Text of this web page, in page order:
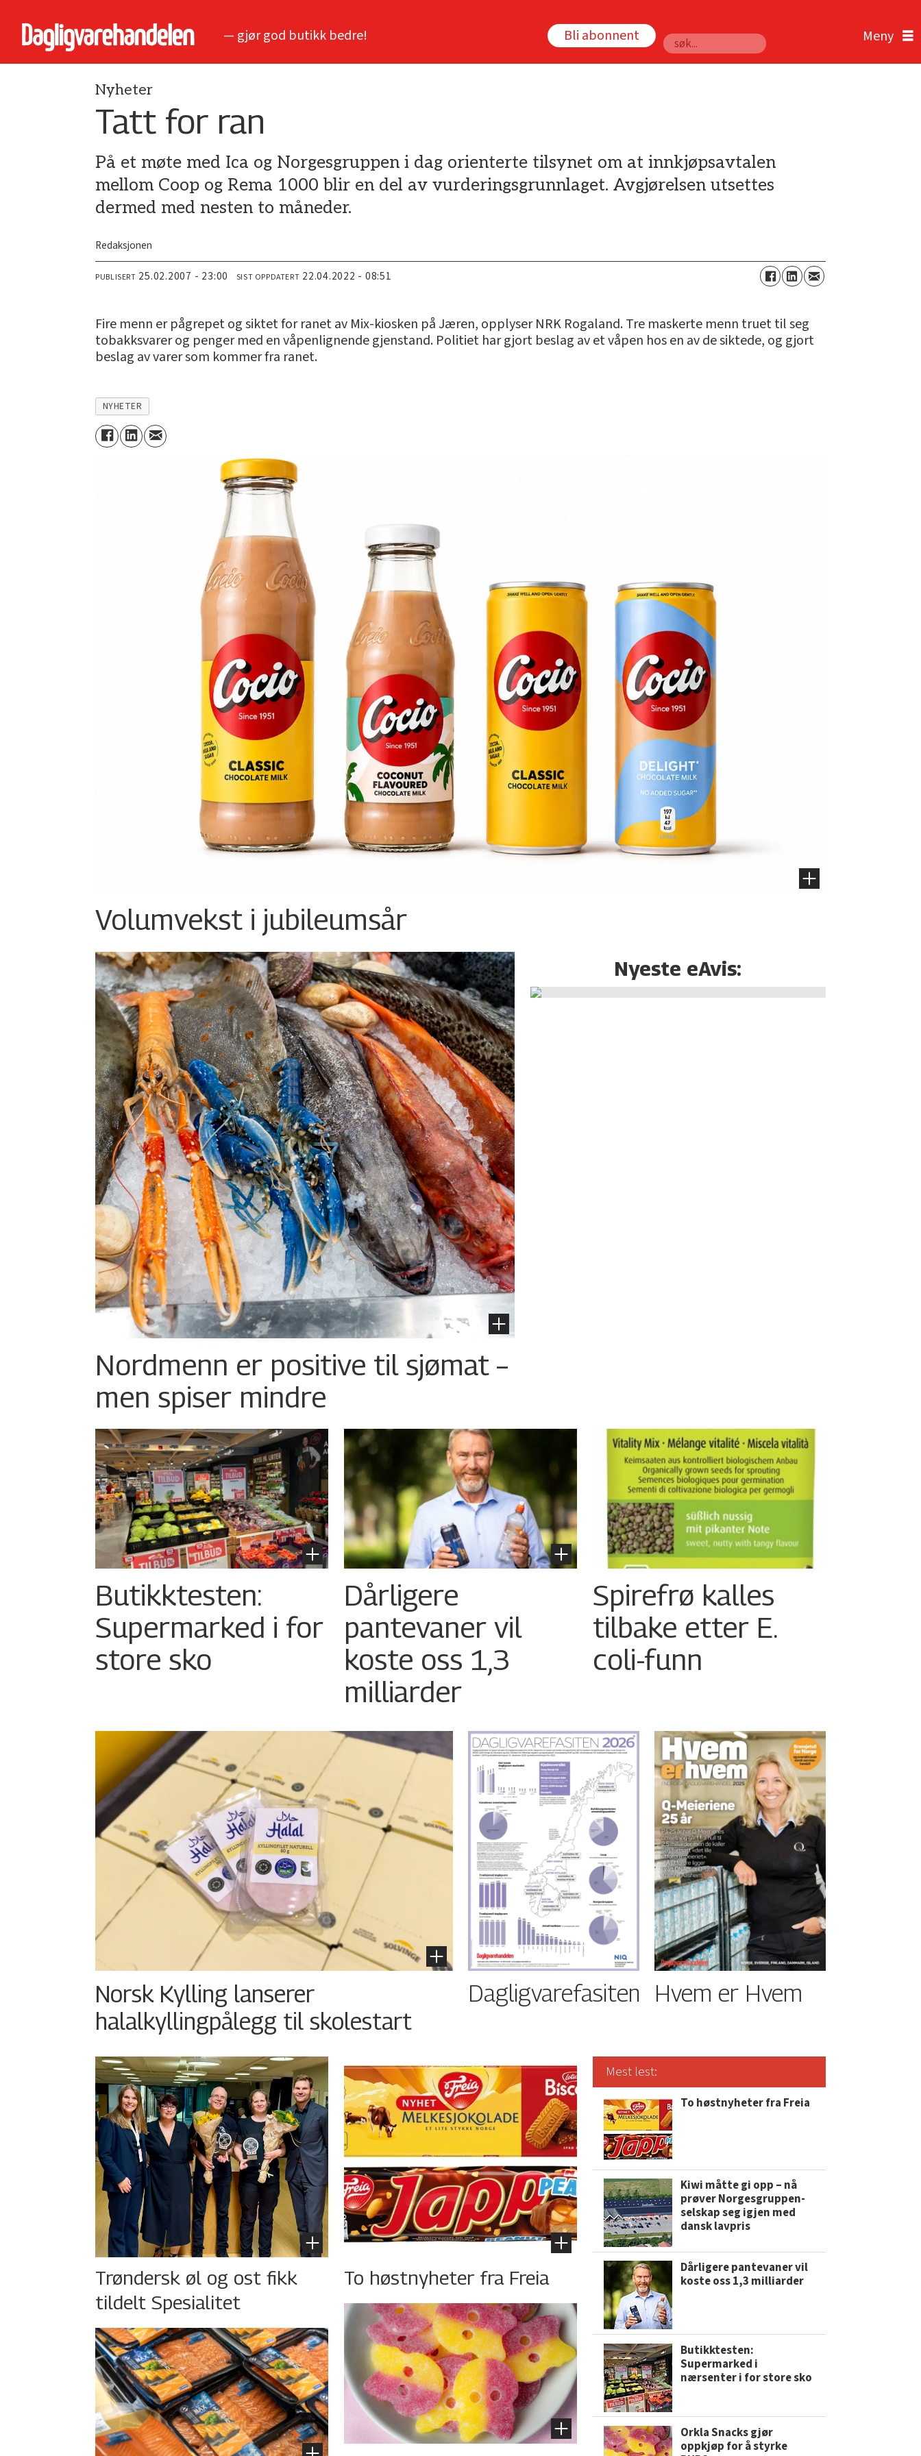
— gjør god butikk bedre! Bli abonnent
Søk
Nyheter
Tatt for ran
På et møte med Ica og Norgesgruppen i dag orienterte tilsynet om at innkjøpsavtalen
mellom Coop og Rema 1000 blir en del av vurderingsgrunnlaget. Avgjørelsen utsettes
dermed med nesten to måneder.
Redaksjonen
PUBLISERT 25.02.2007 - 23:00 SIST OPPDATERT 22.04.2022 - 08:51
Fire menn er pågrepet og siktet for ranet av Mix-kiosken på Jæren, opplyser NRK Rogaland. Tre maskerte menn truet til seg
tobakksvarer og penger med en våpenlignende gjenstand. Politiet har gjort beslag av et våpen hos en av de siktede, og gjort
beslag av varer som kommer fra ranet.
NYHETER
Volumvekst i jubileumsår
Nordmenn er positive til sjømat –
men spiser mindre
Nyeste eAvis:
Butikktesten:
Supermarked i for
store sko
Dårligere
pantevaner vil
koste oss 1,3
milliarder
Spirefrø kalles
tilbake etter E.
coli-funn
Norsk Kylling lanserer
halalkyllingpålegg til skolestart
Dagligvarefasiten Hvem er Hvem
Trøndersk øl og ost fikk
tildelt Spesialitet
To høstnyheter fra Freia
Mest lest:
To høstnyheter fra Freia
Kiwi måtte gi opp – nå
prøver Norgesgruppen-
selskap seg igjen med
dansk lavpris
Dårligere pantevaner vil
koste oss 1,3 milliarder
Butikktesten:
Supermarked i
nærsenter i for store sko
Orkla Snacks gjør
oppkjøp for å styrke